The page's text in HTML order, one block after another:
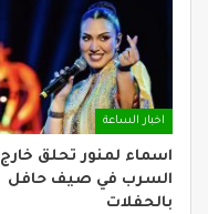
اخبار الساعة
اسماء لمنور تحلق خارج
السرب في صيف حافل
بالحفلات